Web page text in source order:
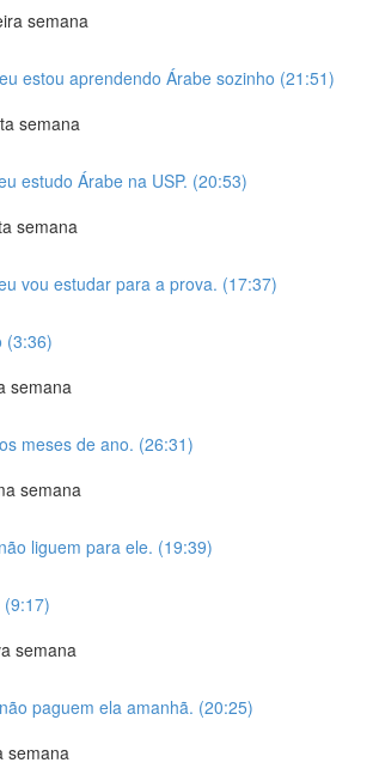
semana
estou aprendendo Árabe sozinho (21:51)
semana
estudo Árabe na USP. (20:53)
semana
vou estudar para a prova. (17:37)
(3:36)
semana
meses de ano. (26:31)
semana
liguem para ele. (19:39)
(9:17)
semana
paguem ela amanhã. (20:25)
semana